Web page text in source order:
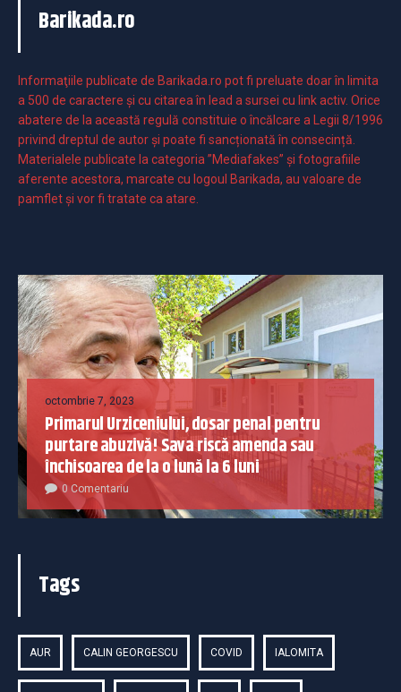
Barikada.ro
Informaţiile publicate de Barikada.ro pot fi preluate doar în limita
a 500 de caractere şi cu citarea în lead a sursei cu link activ. Orice
abatere de la această regulă constituie o încălcare a Legii 8/1996
privind dreptul de autor și poate fi sancționată în consecință.
Materialele publicate la categoria ”Mediafakes” și fotografiile
aferente acestora, marcate cu logoul Barikada, au valoare de
pamflet și vor fi tratate ca atare.
octombrie 7, 2023
Primarul Urziceniului, dosar penal pentru
purtare abuzivă! Sava riscă amenda sau
închisoarea de la o lună la 6 luni
0 Comentariu
Tags
AUR CALIN GEORGESCU COVID IALOMITA